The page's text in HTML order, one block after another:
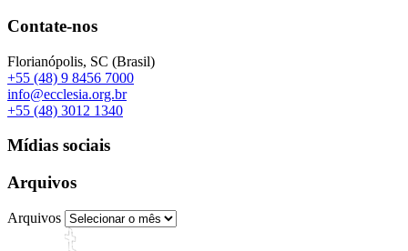
Contate-nos
Florianópolis, SC (Brasil)
+55 (48) 9 8456 7000
info@ecclesia.org.br
+55 (48) 3012 1340
Mídias sociais
Arquivos
Arquivos